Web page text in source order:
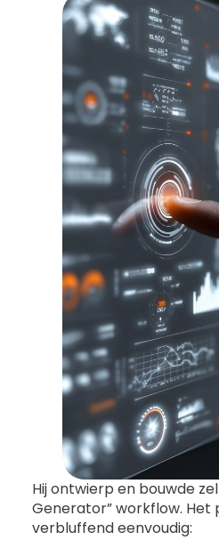
Hij ontwierp en bouwde
Generator” workflow. Het
verbluffend eenvoudig: